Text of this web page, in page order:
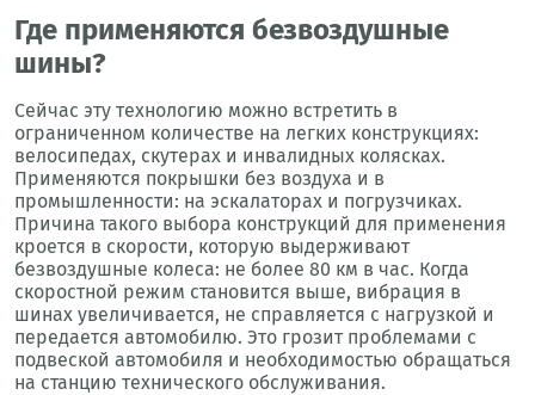
Где применяются безвоздушные
шины?
Сейчас эту технологию можно встретить в
ограниченном количестве на легких конструкциях:
велосипедах, скутерах и инвалидных колясках.
Применяются покрышки без воздуха и в
промышленности: на эскалаторах и погрузчиках.
Причина такого выбора конструкций для применения
кроется в скорости, которую выдерживают
безвоздушные колеса: не более 80 км в час. Когда
скоростной режим становится выше, вибрация в
шинах увеличивается, не справляется с нагрузкой и
передается автомобилю. Это грозит проблемами с
подвеской автомобиля и необходимостью обращаться
на станцию технического обслуживания.